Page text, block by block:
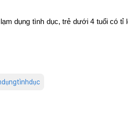
dụng tình dục, trẻ dưới 4 tuổi có tỉ